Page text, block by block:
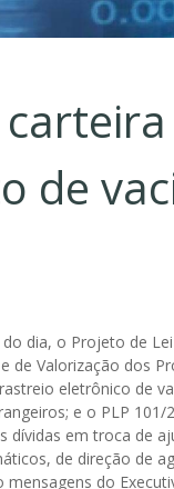
de